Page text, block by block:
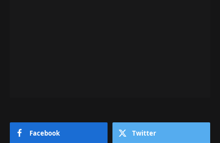
Facebook Twitter